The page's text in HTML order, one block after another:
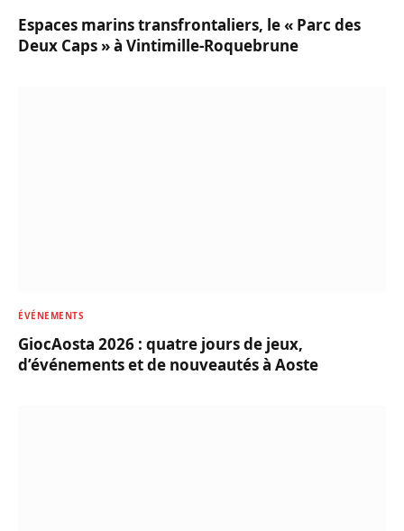
Espaces marins transfrontaliers, le « Parc des
Deux Caps » à Vintimille-Roquebrune
ÉVÉNEMENTS
GiocAosta 2026 : quatre jours de jeux,
d’événements et de nouveautés à Aoste